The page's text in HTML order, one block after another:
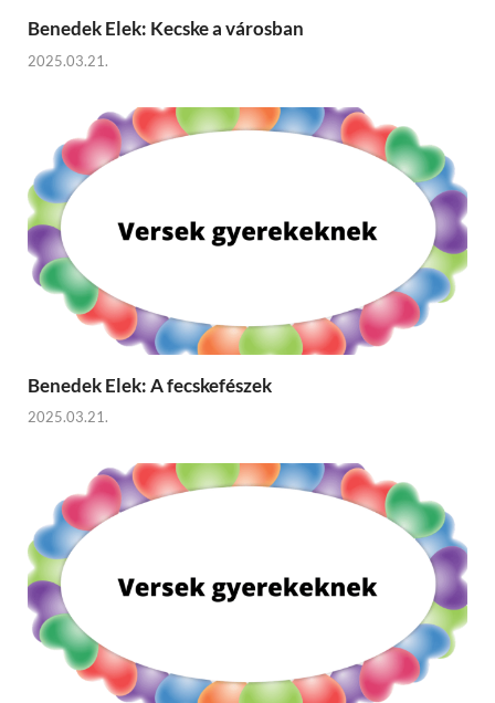
Benedek Elek: Kecske a városban
2025.03.21.
Benedek Elek: A fecskefészek
2025.03.21.